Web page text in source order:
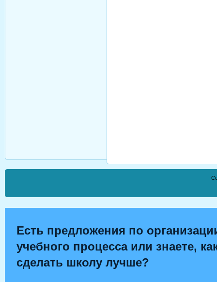
Есть предложения по
учебного процесса или знаете,
сделать школу лучше?